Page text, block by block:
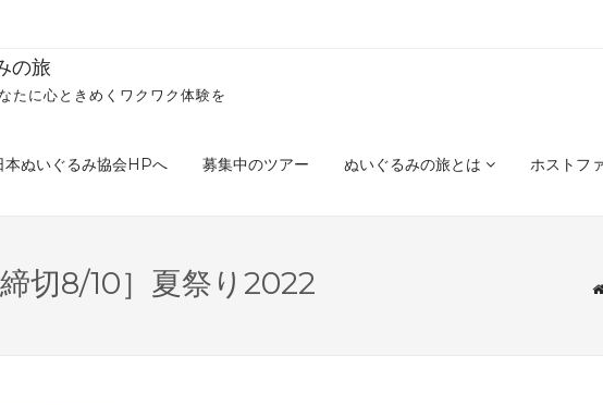
の旅
たに心ときめくワクワク体験を
ぬいぐるみ協会HPへ 募集中のツアー ぬいぐるみの旅とは ホストフ
切8/10］夏祭り2022